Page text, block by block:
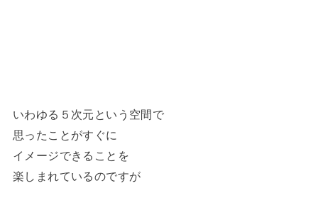
いわゆる５次元という空間で
思ったことがすぐに
イメージできることを
楽しまれているのですが